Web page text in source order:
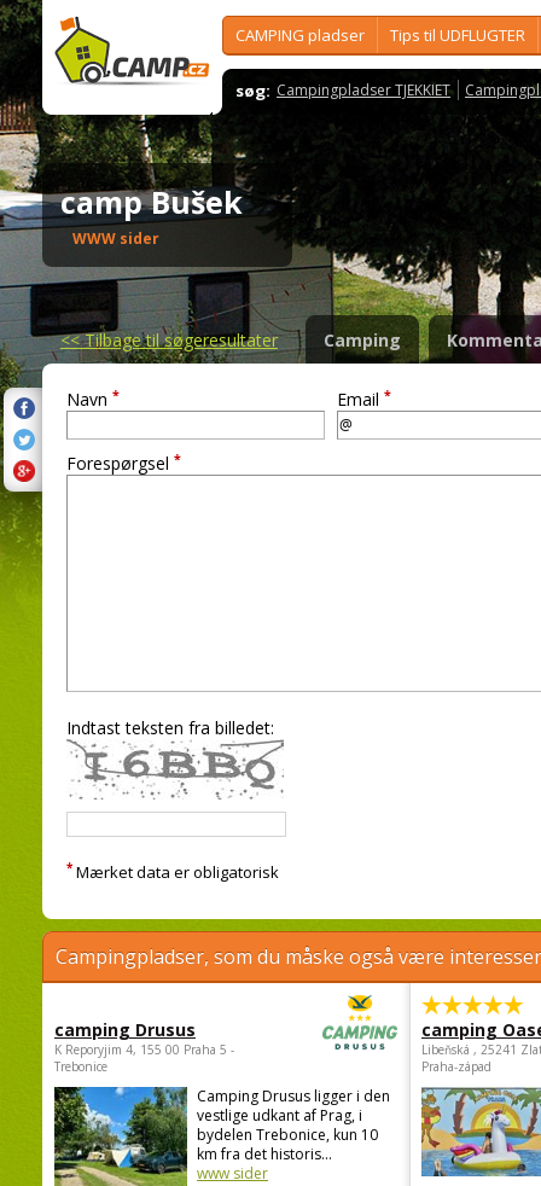
CAMPING pladser Tips til UDFLUGTER
søg: Campingpladser TJEKKIET
camp Bušek
WWW sider
<<Tilbage til søgeresultater Camping
Navn * Email *
Forespørgsel *
Indtast teksten fra billedet:
* Mærket data er obligatorisk
Campingpladser, som du måske også være
camping Drusus
K Reporyjim 4, 155 00 Praha 5 -
Trebonice
Camping Drusus ligger i den
vestlige udkant af Prag, i
bydelen Trebonice, kun 10
km fra det historis...
www sider
camping
Libeňská , 25241
Praha-západ